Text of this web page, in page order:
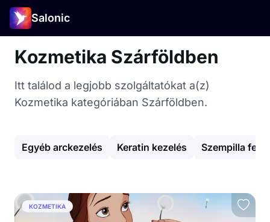
Salonic
Kozmetika Szárföldben
Itt találod a legjobb szolgáltatókat a(z)
Kozmetika kategóriában Szárföldben.
Egyéb arckezelés Keratin kezelés Szempilla
KOZMETIKA